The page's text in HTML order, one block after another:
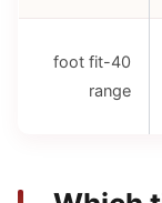
40-foot fit
range